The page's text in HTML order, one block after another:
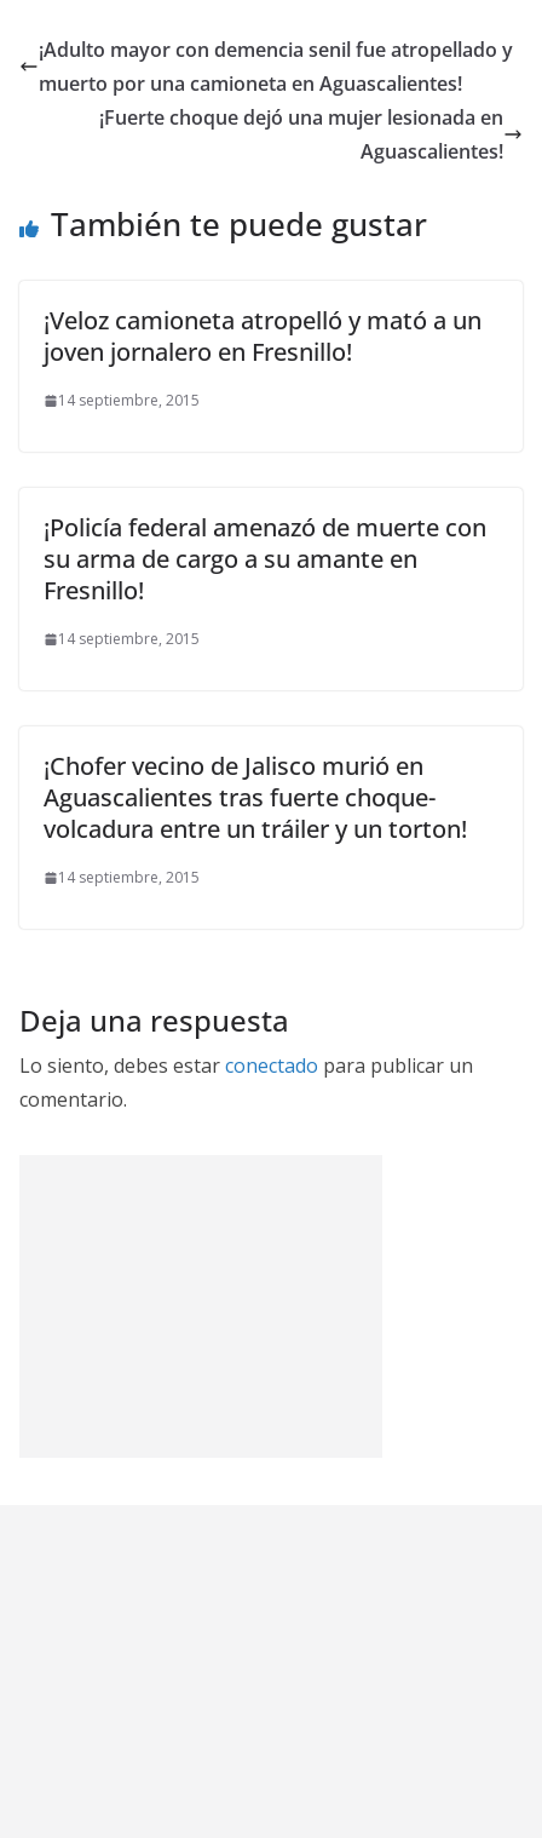
¡Adulto mayor con demencia senil fue atropellado y
muerto por una camioneta en Aguascalientes!
¡Fuerte choque dejó una mujer lesionada en
Aguascalientes!
También te puede gustar
¡Veloz camioneta atropelló y mató a un
joven jornalero en Fresnillo!
14 septiembre, 2015
¡Policía federal amenazó de muerte con
su arma de cargo a su amante en
Fresnillo!
14 septiembre, 2015
¡Chofer vecino de Jalisco murió en
Aguascalientes tras fuerte choque-
volcadura entre un tráiler y un torton!
14 septiembre, 2015
Deja una respuesta
Lo siento, debes estarconectado para publicar un
comentario.